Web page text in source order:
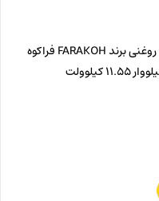
خازن فشار متوسط روغنی برند FARAKOH فراکوه